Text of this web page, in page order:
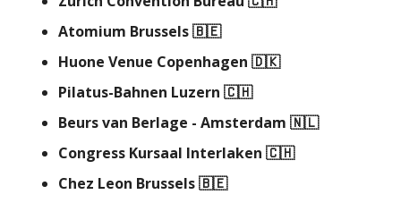
Atomium Brussels🇧🇪
Huone Venue Copenhagen 🇩🇰
Pilatus-Bahnen Luzern 🇨🇭
Beurs van Berlage - Amsterdam 🇳🇱
Congress Kursaal Interlaken 🇨🇭
Chez Leon Brussels🇧🇪